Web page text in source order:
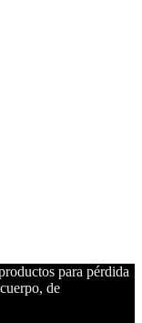
para pérdida
de